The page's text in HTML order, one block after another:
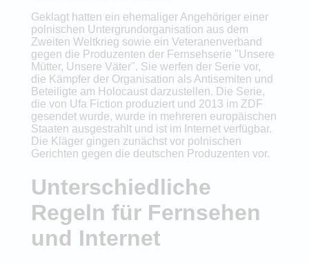
Geklagt hatten ein ehemaliger Angehöriger einer
polnischen Untergrundorganisation aus dem
Zweiten Weltkrieg sowie ein Veteranenverband
gegen die Produzenten der Fernsehserie "Unsere
Mütter, Unsere Väter". Sie werfen der Serie vor,
die Kämpfer der Organisation als Antisemiten und
Beteiligte am Holocaust darzustellen. Die Serie,
die von Ufa Fiction produziert und 2013 im ZDF
gesendet wurde, wurde in mehreren europäischen
Staaten ausgestrahlt und ist im Internet verfügbar.
Die Kläger gingen zunächst vor polnischen
Gerichten gegen die deutschen Produzenten vor.
Unterschiedliche
Regeln für Fernsehen
und Internet